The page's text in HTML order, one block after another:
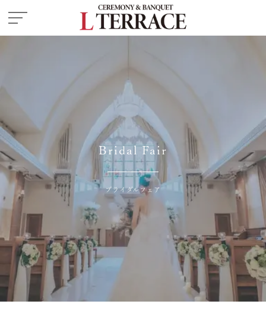
― 披露宴会場
お料理
ドレス・和装
フェア
プラン
はじめての方へ
ご成約の方へ
ご列席の方へ
よくある質問
ウエディングレポート
お知らせ・イベント情報
アクセス
来館予約
資料請求
お問い合わせ
Bridal Fair
ブライダルフェア